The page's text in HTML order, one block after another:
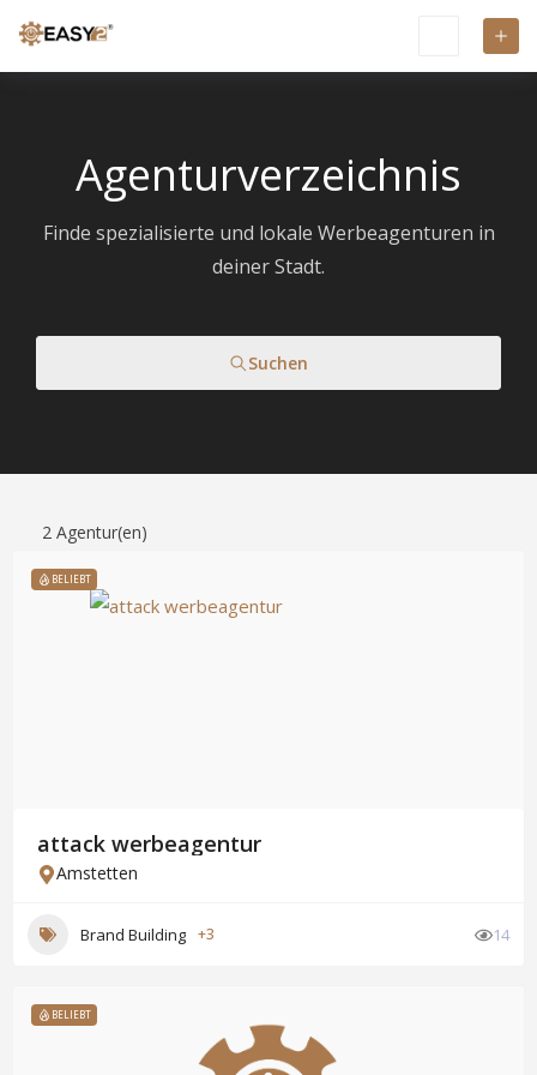
Agenturverzeichnis
Finde spezialisierte und lokale Werbeagenturen in
deiner Stadt.
Suchen
2 Agentur(en)
BELIEBT
attack werbeagentur
Amstetten
Brand Building +3 14
BELIEBT